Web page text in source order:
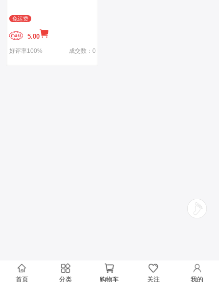
免运费
5.00
好评率100% 成交数：0
首页 分类 购物车 关注 我的